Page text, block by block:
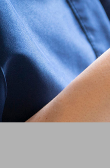
浜松が選ばれる理由
介護・看護施設専門の職業紹介所